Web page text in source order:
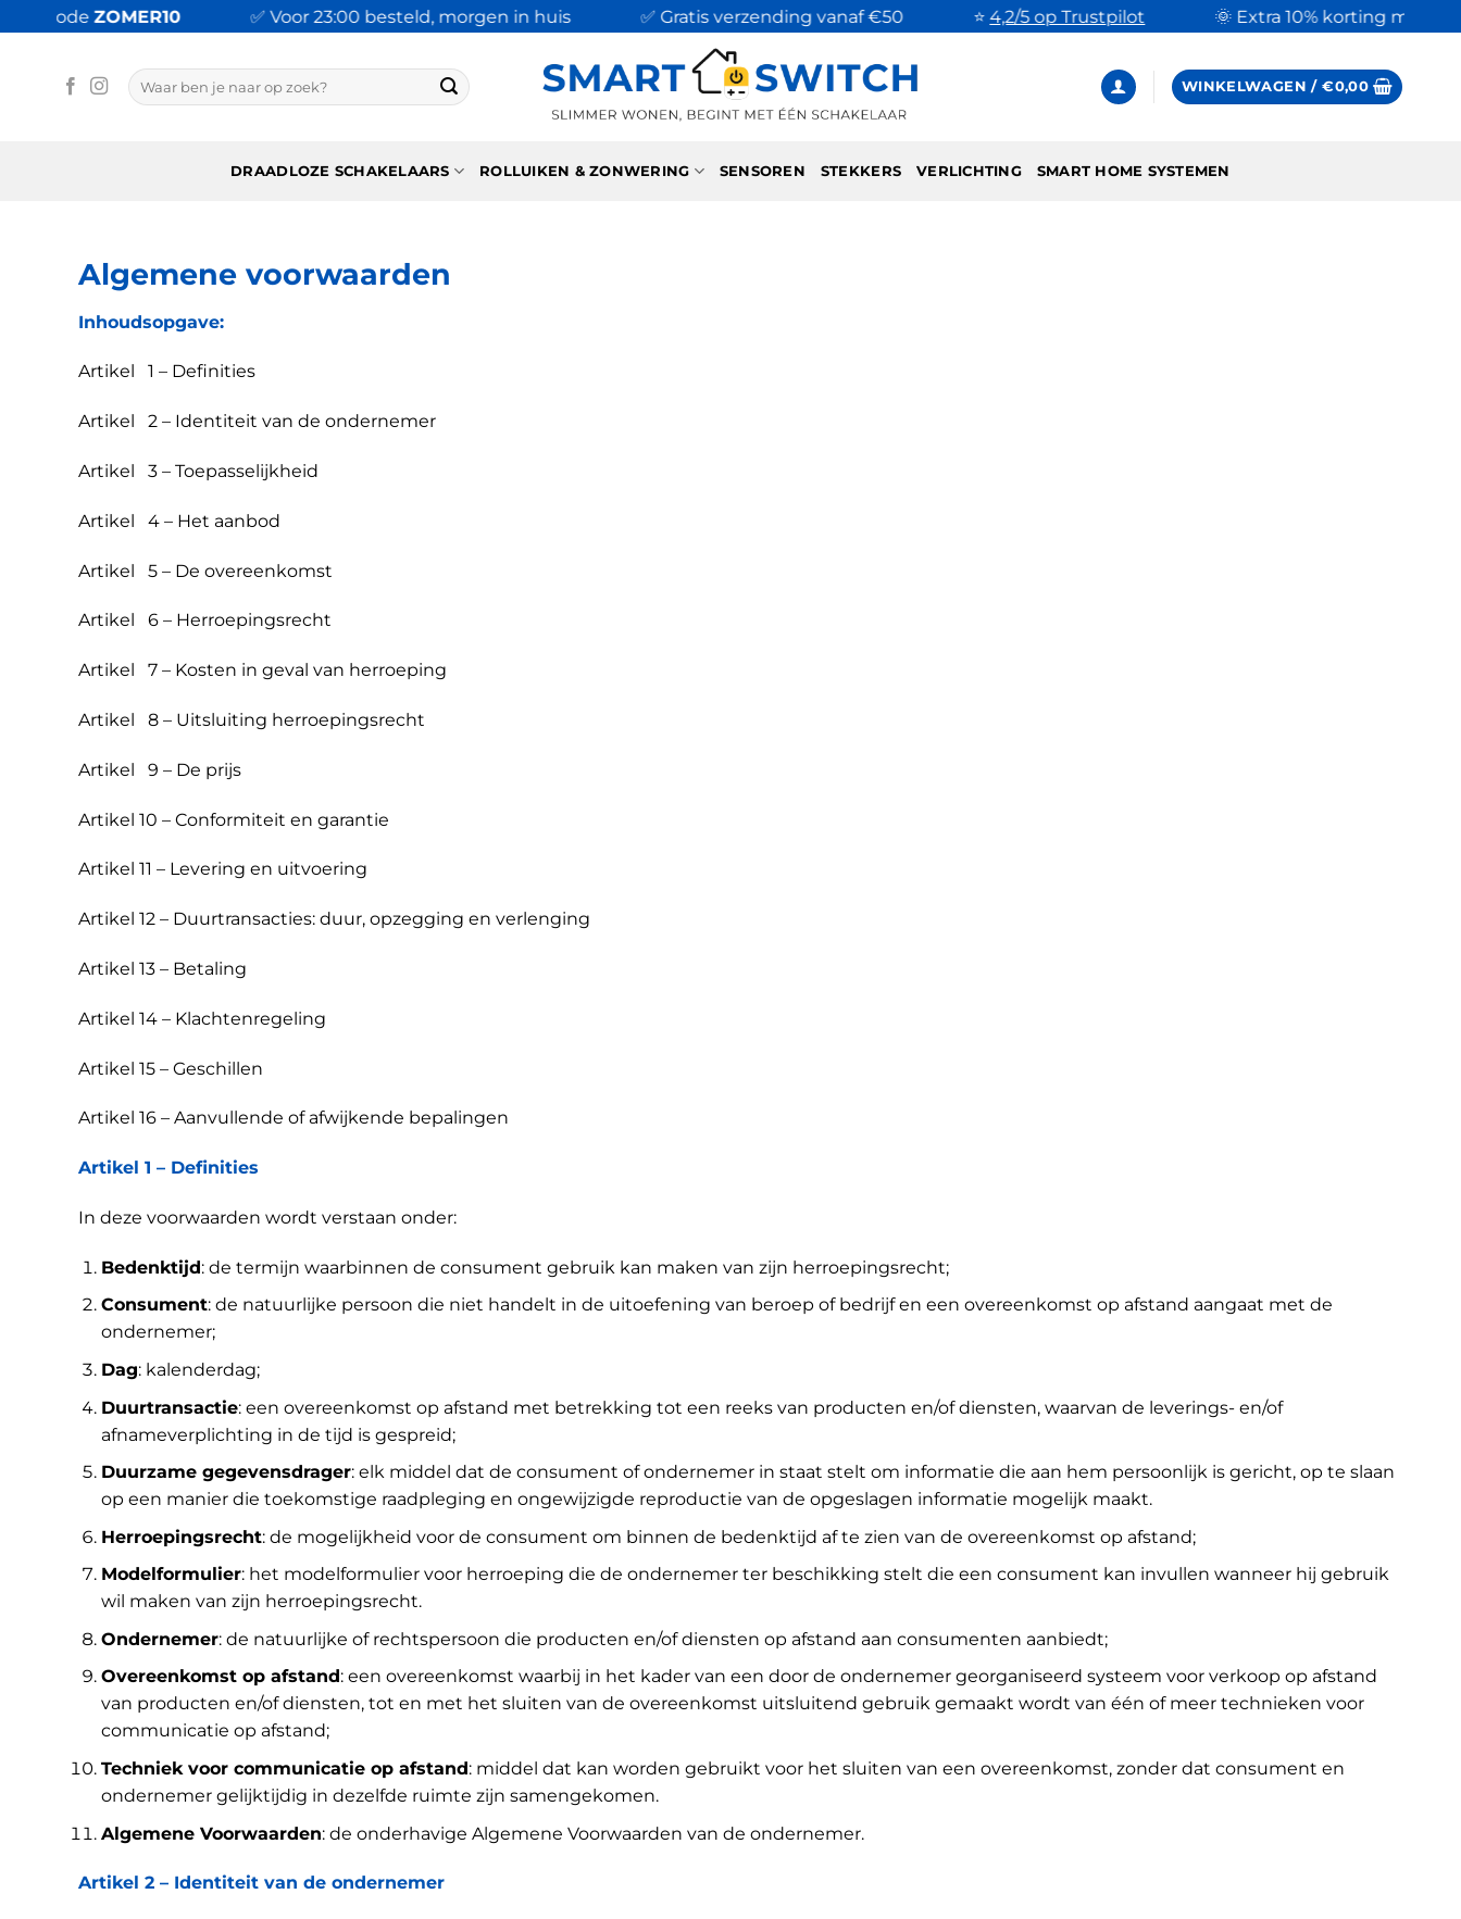
naar
ZOMER10 ✅ Voor 23:00 besteld, morgen in huis ✅ Gratis verzending vanaf €50 4,2/5 op Trustpilot 🌞 Extra 10% korting met code
Zoeken
naar:
WINKELWAGEN /€0,00
DRAADLOZE SCHAKELAARS ROLLUIKEN & ZONWERING SENSOREN STEKKERS VERLICHTING SMART HOME SYSTEMEN
Algemene voorwaarden
Inhoudsopgave:
Artikel 1 – Definities
Artikel 2 – Identiteit van de ondernemer
Artikel 3 – Toepasselijkheid
Artikel 4 – Het aanbod
Artikel 5 – De overeenkomst
Artikel 6 – Herroepingsrecht
Artikel 7 – Kosten in geval van herroeping
Artikel 8 – Uitsluiting herroepingsrecht
Artikel 9 – De prijs
Artikel 10 – Conformiteit en garantie
Artikel 11 – Levering en uitvoering
Artikel 12 – Duurtransacties: duur, opzegging en verlenging
Artikel 13 – Betaling
Artikel 14 – Klachtenregeling
Artikel 15 – Geschillen
Artikel 16 – Aanvullende of afwijkende bepalingen
Artikel 1 – Definities
In deze voorwaarden wordt verstaan onder:
Bedenktijd: de termijn waarbinnen de consument gebruik kan maken van zijn herroepingsrecht;
Consument: de natuurlijke persoon die niet handelt in de uitoefening van beroep of bedrijf en een overeenkomst op afstand aangaat met de
ondernemer;
Dag: kalenderdag;
Duurtransactie: een overeenkomst op afstand met betrekking tot een reeks van producten en/of diensten, waarvan de leverings- en/of
afnameverplichting in de tijd is gespreid;
Duurzame gegevensdrager: elk middel dat de consument of ondernemer in staat stelt om informatie die aan hem persoonlijk is gericht, op te slaan
op een manier die toekomstige raadpleging en ongewijzigde reproductie van de opgeslagen informatie mogelijk maakt.
Herroepingsrecht: de mogelijkheid voor de consument om binnen de bedenktijd af te zien van de overeenkomst op afstand;
Modelformulier: het modelformulier voor herroeping die de ondernemer ter beschikking stelt die een consument kan invullen wanneer hij gebruik
wil maken van zijn herroepingsrecht.
Ondernemer: de natuurlijke of rechtspersoon die producten en/of diensten op afstand aan consumenten aanbiedt;
Overeenkomst op afstand: een overeenkomst waarbij in het kader van een door de ondernemer georganiseerd systeem voor verkoop op afstand
van producten en/of diensten, tot en met het sluiten van de overeenkomst uitsluitend gebruik gemaakt wordt van één of meer technieken voor
communicatie op afstand;
Techniek voor communicatie op afstand: middel dat kan worden gebruikt voor het sluiten van een overeenkomst, zonder dat consument en
ondernemer gelijktijdig in dezelfde ruimte zijn samengekomen.
Algemene Voorwaarden: de onderhavige Algemene Voorwaarden van de ondernemer.
Artikel 2 – Identiteit van de ondernemer